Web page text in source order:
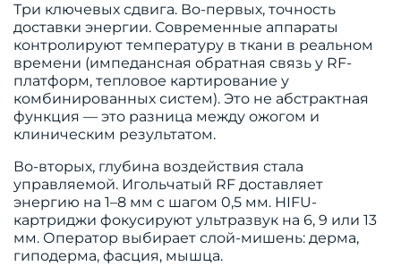
Три ключевых сдвига. Во-первых, точность
доставки энергии. Современные аппараты
контролируют температуру в ткани в реальном
времени (импедансная обратная связь у RF-
платформ, тепловое картирование у
комбинированных систем). Это не абстрактная
функция — это разница между ожогом и
клиническим результатом.
Во-вторых, глубина воздействия стала
управляемой. Игольчатый RF доставляет
энергию на 1–8 мм с шагом 0,5 мм. HIFU-
картриджи фокусируют ультразвук на 6, 9 или 13
мм. Оператор выбирает слой-мишень: дерма,
гиподерма, фасция, мышца.